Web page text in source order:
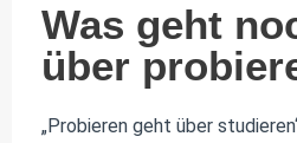
Was geht
über
„Probieren geht über